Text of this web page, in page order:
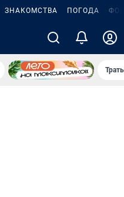
ЗНАКОМСТВА ПОГОДА